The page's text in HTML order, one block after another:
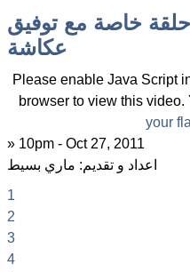
خاصة مع توفيق
عكاشة
Please enable Java Script
browser to view this
your
» 10pm - Oct 27, 2011
اعداد و تقديم: ماري بسيط
1
2
3
4